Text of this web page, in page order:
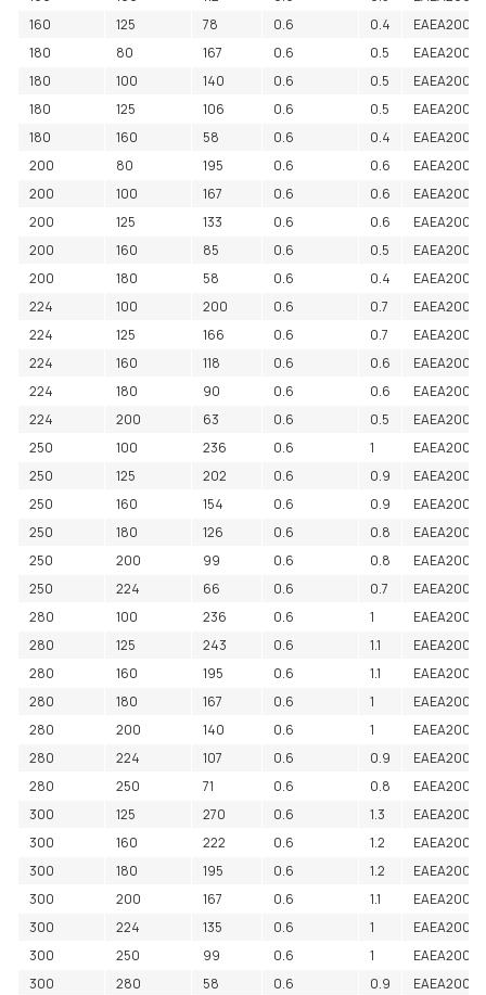
160
125 78 0.6 0.4
180
80 167 0.6 0.5
180
100 140 0.6 0.5
180
125 106 0.6 0.5
180
160 58 0.6 0.4
200
80 195 0.6 0.6
200
100 167 0.6 0.6
200
125 133 0.6 0.6
200
160 85 0.6 0.5
200
180 58 0.6 0.4
224
100 200 0.6 0.7
224
125 166 0.6 0.7
224
160 118 0.6 0.6
224
180 90 0.6 0.6
224
200 63 0.6 0.5
250
100 236 0.6 1
250
125 202 0.6 0.9
250
160 154 0.6 0.9
250
180 126 0.6 0.8
250
200 99 0.6 0.8
250
224 66 0.6 0.7
280
100 236 0.6 1
280
125 243 0.6 1.1
280
160 195 0.6 1.1
280
180 167 0.6 1
280
200 140 0.6 1
280
224 107 0.6 0.9
280
250 71 0.6 0.8
300
125 270 0.6 1.3
300
160 222 0.6 1.2
300
180 195 0.6 1.2
300
200 167 0.6 1.1
300
224 135 0.6 1
300
250 99 0.6 1
300
280 58 0.6 0.9